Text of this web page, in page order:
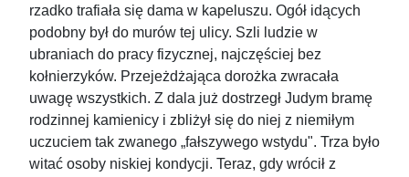
rzadko trafiała się dama w kapeluszu. Ogół idących
podobny był do murów tej ulicy. Szli ludzie w
ubraniach do pracy fizycznej, najczęściej bez
kołnierzyków. Przejeżdżająca dorożka zwracała
uwagę wszystkich. Z dala już dostrzegł Judym bramę
rodzinnej kamienicy i zbliżył się do niej z niemiłym
uczuciem tak zwanego „fałszywego wstydu". Trza było
witać osoby niskiej kondycji. Teraz, gdy wrócił z